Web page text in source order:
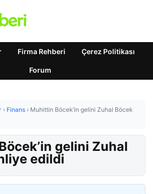
Firma Rehberi Çerez Politikası
Forum
› Finans › Muhittin Böcek’in gelini Zuhal Böcek
gelini Zuhal
edildi